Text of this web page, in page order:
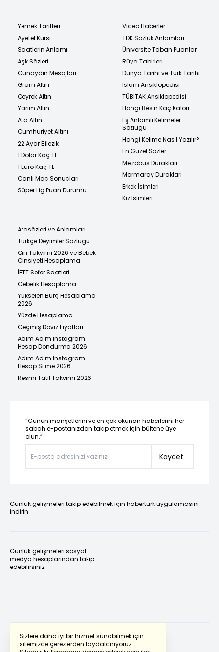
Sizlere daha iyi bir hizmet sunabilmek için
sitemizde çerezlerden faydalanıyoruz.
Yemek Tarifleri
Ayetel Kürsi
Saatlerin Anlamı
Aşk Sözleri
Günaydın Mesajları
Gram Altın
Çeyrek Altın
Yarım Altın
Ata Altın
Cumhuriyet Altını
22 Ayar Bilezik
1 Dolar Kaç TL
1 Euro Kaç TL
Canlı Maç Sonuçları
Süper Lig Puan Durumu
Video Haberler
TDK Sözlük Anlamları
Üniversite Taban Puanları
Rüya Tabirleri
Dünya Tarihi ve Türk Tarihi
İslam Ansiklopedisi
TÜBİTAK Ansiklopedisi
Hangi Besin Kaç Kalori
Eş Anlamlı Kelimeler
Sözlüğü
Hangi Kelime Nasıl Yazılır?
En Güzel Sözler
Metrobüs Durakları
Marmaray Durakları
Erkek İsimleri
Kız İsimleri
Atasözleri ve Anlamları
Türkçe Deyimler Sözlüğü
Çin Takvimi 2026 ve Bebek
Cinsiyeti Hesaplama
İETT Sefer Saatleri
Gebelik Hesaplama
Yükselen Burç Hesaplama
2026
Yüzde Hesaplama
Geçmiş Döviz Fiyatları
Adım Adım Instagram
Hesap Dondurma 2026
Adım Adım Instagram
Hesap Silme 2026
Resmi Tatil Takvimi 2026
“Günün manşetlerini ve en çok okunan haberlerini her
sabah e-postanızdan takip etmek için bültene üye
olun.”
Kaydet
Günlük gelişmeleri takip edebilmek için habertürk uygulamasını
indirin
Günlük gelişmeleri sosyal
medya hesaplarından takip
edebilirsiniz.